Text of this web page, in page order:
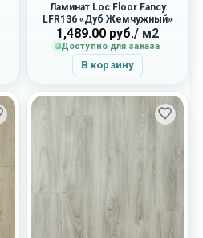
Ламинат Loc Floor Fancy
LFR136 «Дуб Жемчужный»
1,489.00 руб./ м2
Доступно для заказа
В корзину